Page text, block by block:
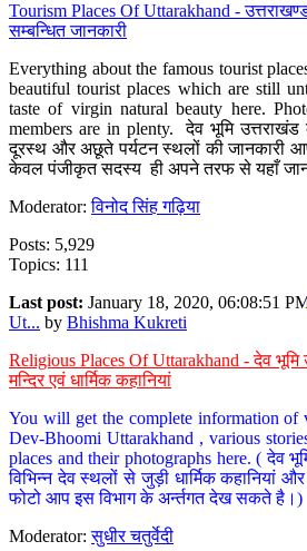
Tourism Places Of Uttarakhand -
सम्बन्धित जानकारी
Everything about the famous tourist
beautiful tourist places which are still
taste of virgin natural beauty here.
members are in plenty. देव भूमि
दूरस्थ और अछूते पर्यटन स्थलों की जानकारी
केवल पंजीकृत सदस्य ही अपने तरफ से यहाँ
Moderator:विनोद सिंह गढ़िया
Posts: 5,929
Topics: 111
Last post: January 18, 2020, 06:08:51
Ut... by Bhishma Kukreti
Religious Places Of Uttarakhand - देव भूमि
मन्दिर एवं धार्मिक कहानियां
You will get the complete information of
Dev-Bhoomi Uttarakhand , various
places and their photographs here. ( देव
विभिन्न देव स्थलों से जुड़ी धार्मिक कहानियां
फोटो आप इस विभाग के अर्न्तगत देख सकते है।)
Moderator:सुधीर चतुर्वेदी